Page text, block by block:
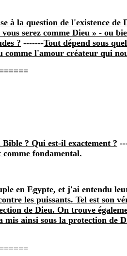
à la question de l'existence
serez comme Dieu » ‑ ou
? -------Tout dépend sous
comme l'amour créateur qui
? Qui est‑il exactement ?
fondamental.
en Egypte, et j'ai entendu
les puissants. Tel est son
de Dieu. On trouve
ainsi sous la protection de